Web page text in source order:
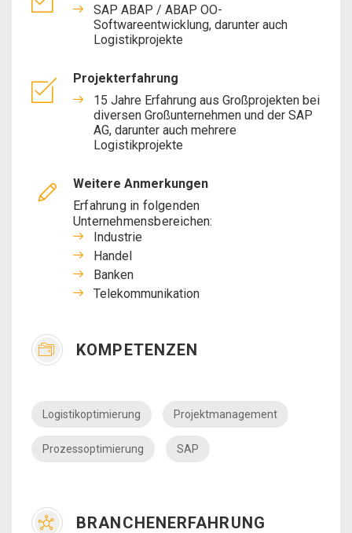
SAP ABAP / ABAP OO-
Softwareentwicklung, darunter auch
Logistikprojekte
Projekterfahrung
15 Jahre Erfahrung aus Großprojekten bei
diversen Großunternehmen und der SAP
AG, darunter auch mehrere
Logistikprojekte
Weitere Anmerkungen
Erfahrung in folgenden
Unternehmensbereichen:
Industrie
Handel
Banken
Telekommunikation
KOMPETENZEN
Logistikoptimierung Projektmanagement
Prozessoptimierung SAP
BRANCHENERFAHRUNG